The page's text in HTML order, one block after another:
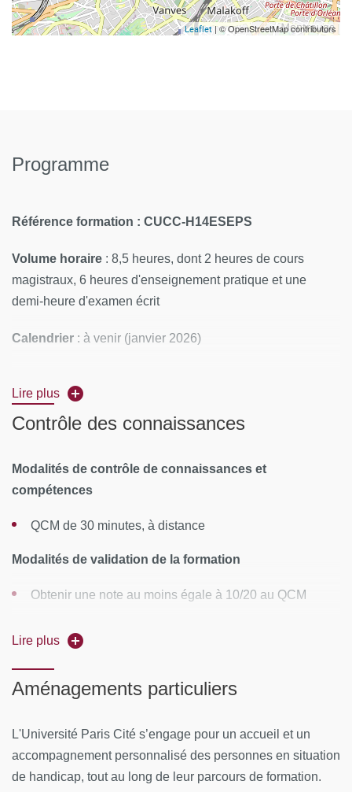
Leaflet| © OpenStreetMap contributors
Programme
Référence formation : CUCC-H14ESEPS
Volume horaire : 8,5 heures, dont 2 heures de cours
magistraux, 6 heures d'enseignement pratique et une
demi-heure d'examen écrit
Calendrier : à venir (janvier 2026)
Lacretelle, Gymnase Watteau, 1 rue Lacretelle, 75015
CONTENUS PÉDAGOGIQUES
L'escrime dans un enseignement d'EPS
Les situations pédagogiques en escrime sous
MOYENS PÉDAGOGIQUES ET TECHNIQUES
D’ENCADREMENT
Équipe pédagogique
Responsable pédagogique: Elise Defrasne, MCF en
psychologie cognitive expérimentale et maître d’Armes
Lire plus
Contrôle des connaissances
Modalités de contrôle de connaissances et
compétences
QCM de 30 minutes, à distance
Modalités de validation de la formation
Obtenir une note au moins égale à 10/20 au QCM
à l’ensemble des cours
Attestation :
à l'issue de la formation, il est remis un
certificat de réalisation + une attestation des compétences
Lire plus
Aménagements particuliers
L'Université Paris Cité s’engage pour un accueil et un
accompagnement personnalisé des personnes en situation
de handicap, tout au long de leur parcours de formation.